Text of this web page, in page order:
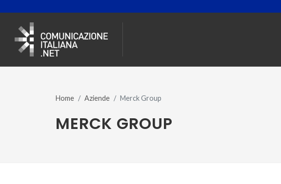
Home Aziende Merck Group
MERCK GROUP